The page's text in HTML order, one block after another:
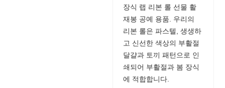
장식 랩 리본 롤 선물 활
재봉 공예 용품. 우리의
리본 롤은 파스텔, 생생하
고 신선한 색상의 부활절
달걀과 토끼 패턴으로 인
쇄되어 부활절과 봄 장식
에 적합합니다.